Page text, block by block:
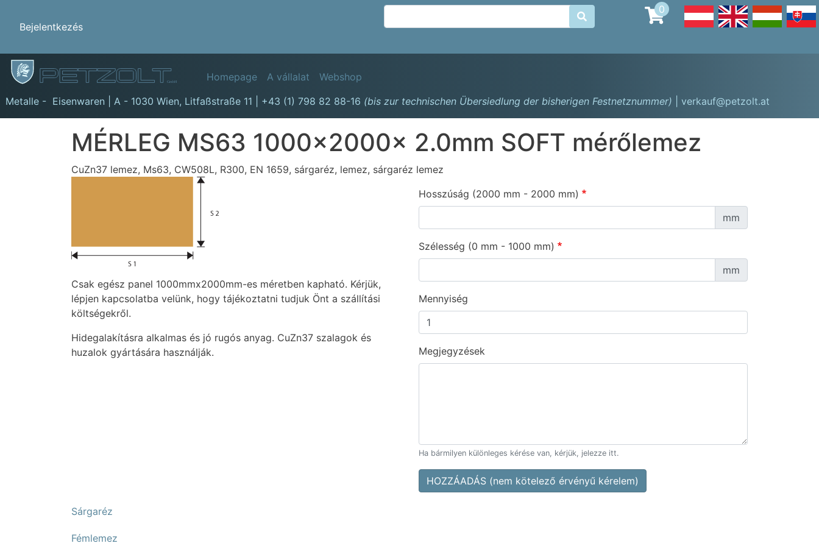
Ugrás
Benutzermenü
Bejelentkezés

0
GmbH Hauptnavigation
Homepage A vállalat
Webshop
Metalle - Eisenwaren | A - 1030 Wien, Litfaßstraße 11 +43 (1) 798 82 88-16 (bis zur technischen Übersiedlung der bisherigen Festnetznummer) | verkauf@petzolt.at
MÉRLEG MS63 1000x2000x 2.0mm SOFT mérőlemez
CuZn37 lemez, Ms63, CW508L, R300, EN 1659, sárgaréz, lemez, sárgaréz lemez
Csak egész panel 1000mmx2000mm-es méretben kapható. Kérjük,
lépjen kapcsolatba velünk, hogy tájékoztatni tudjuk Önt a szállítási
költségekről.
Hidegalakításra alkalmas és jó rugós anyag. CuZn37 szalagok és
huzalok gyártására használják.
Hosszúság (2000 mm - 2000 mm)
mm
Szélesség (0 mm - 1000 mm)
mm
Mennyiség
Megjegyzések
Ha bármilyen különleges kérése van, kérjük, jelezze itt.
HOZZÁADÁS (nem kötelező érvényű kérelem)
Sárgaréz
Fémlemez